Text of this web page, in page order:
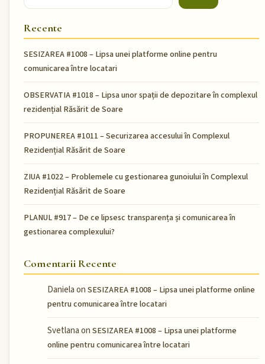
Recente
SESIZAREA #1008 – Lipsa unei platforme online pentru
comunicarea între locatari
OBSERVATIA #1018 – Lipsa unor spații de depozitare în complexul
rezidențial Răsărit de Soare
PROPUNEREA #1011 – Securizarea accesului în Complexul
Rezidențial Răsărit de Soare
ZIUA #1022 – Problemele cu gestionarea gunoiului în Complexul
Rezidențial Răsărit de Soare
PLANUL #917 – De ce lipsesc transparența și comunicarea în
gestionarea complexului?
Comentarii Recente
Danielaon SESIZAREA #1008 – Lipsa unei platforme online
pentru comunicarea între locatari
Svetlanaon SESIZAREA #1008 – Lipsa unei platforme
online pentru comunicarea între locatari